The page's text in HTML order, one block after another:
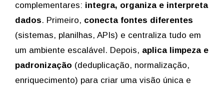
complementares: integra, organiza e interpreta
dados. Primeiro, conecta fontes diferentes
(sistemas, planilhas, APIs) e centraliza tudo em
um ambiente escalável. Depois, aplica limpeza e
padronização (deduplicação, normalização,
enriquecimento) para criar uma visão única e